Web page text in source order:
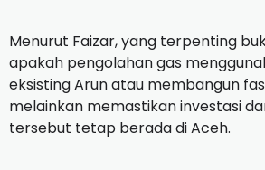
Menurut Faizar, yang terpenting
apakah pengolahan gas
eksisting Arun atau membangun
melainkan memastikan investasi
tersebut tetap berada di Aceh.